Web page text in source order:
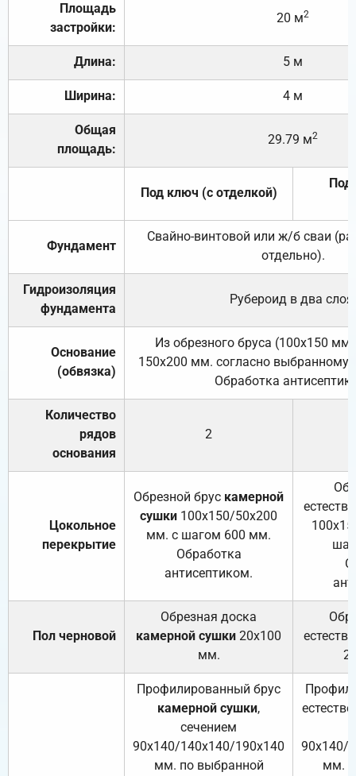
Площадь
застройки:
20 м2
Длина: 5 м
Ширина: 4 м
Общая
площадь:
29.79 м2
Под ключ (с отделкой)
Под
Фундамент
Свайно-винтовой или ж/б сваи
отдельно).
Гидроизоляция
фундамента
Рубероид в два слоя.
Основание
(обвязка)
Из обрезного бруса (100х150
150х200 мм. согласно выбранному
Обработка
Количество
рядов
основания
2
Цокольное
перекрытие
Обрезной брус камерной
сушки 100х150/50х200
мм. с шагом 600 мм.
Обработка
антисептиком.
Пол черновой
Обрезная доска
камерной сушки 20х100
мм.
Профилированный брус
камерной сушки,
сечением
90х140/140х140/190х140
мм. по выбранной
90х140/
мм.